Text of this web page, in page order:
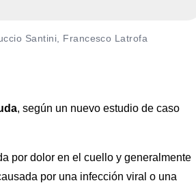
Santini, Francesco Latrofa
, según un nuevo estudio de caso
por dolor en el cuello y generalmente
por una infección viral o una